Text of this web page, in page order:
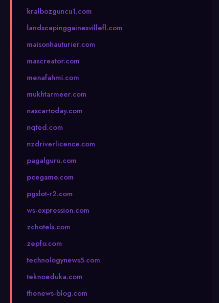
kralbozguncu1.com
landscapinggainesvillefl.com
maisonhauturier.com
mascreator.com
menafahmi.com
mukhtarmeer.com
nascartoday.com
nqted.com
nzdriverlicence.com
pagalguru.com
pcegame.com
pgslot-r2.com
ws-expression.com
zchotels.com
zepfo.com
technologynews5.com
teknoeduka.com
thenews-blog.com